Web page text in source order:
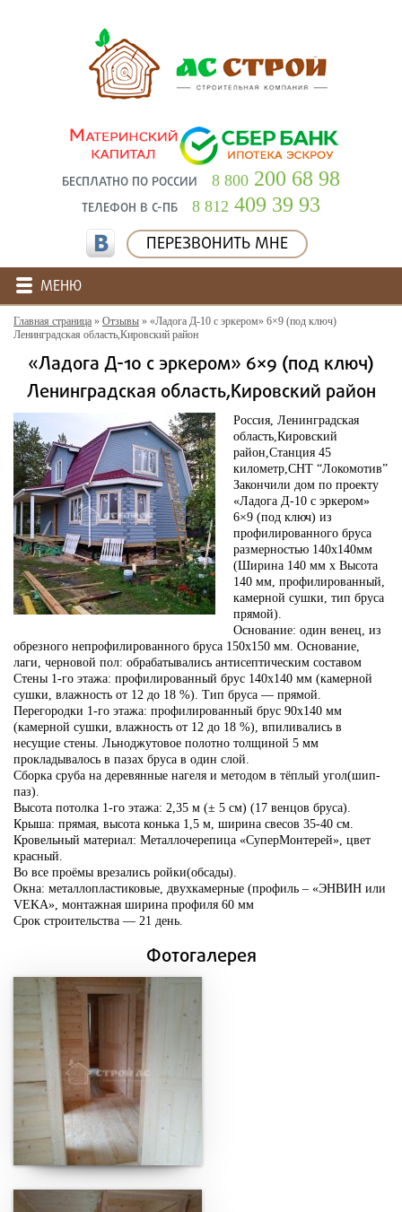
БЕСПЛАТНО ПО РОССИИ 8 800 200 68 98
ТЕЛЕФОН В С-ПБ 8 812 409 39 93
ПЕРЕЗВОНИТЬ МНЕ
МЕНЮ
Главная страница » Отзывы » «Ладога Д-10 с эркером» 6×9 (под ключ)
Ленинградская область,Кировский район
«Ладога Д-10 с эркером» 6×9 (под ключ)
Ленинградская область,Кировский район
Россия, Ленинградская
область,Кировский
район,Станция 45
километр,СНТ “Локомотив”
Закончили дом по проекту
«Ладога Д-10 с эркером»
6×9 (под ключ) из
профилированного бруса
размерностью 140х140мм
(Ширина 140 мм х Высота
140 мм, профилированный,
камерной сушки, тип бруса
прямой).
Основание: один венец, из
обрезного непрофилированного бруса 150х150 мм. Основание,
лаги, черновой пол: обрабатывались антисептическим составом
Стены 1-го этажа: профилированный брус 140х140 мм (камерной
сушки, влажность от 12 до 18 %). Тип бруса — прямой.
Перегородки 1-го этажа: профилированный брус 90х140 мм
(камерной сушки, влажность от 12 до 18 %), впиливались в
несущие стены. Льноджутовое полотно толщиной 5 мм
прокладывалось в пазах бруса в один слой.
Сборка сруба на деревянные нагеля и методом в тёплый угол(шип-
паз).
Высота потолка 1-го этажа: 2,35 м (± 5 см) (17 венцов бруса).
Крыша: прямая, высота конька 1,5 м, ширина свесов 35-40 см.
Кровельный материал: Металлочерепица «СуперМонтерей», цвет
красный.
Во все проёмы врезались ройки(обсады).
Окна: металлопластиковые, двухкамерные (профиль – «ЭНВИН или
VEKA», монтажная ширина профиля 60 мм
Срок строительства — 21 день.
Фотогалерея